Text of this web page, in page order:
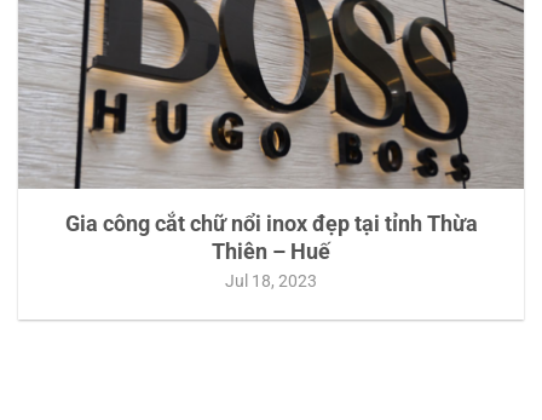
Gia công cắt chữ nổi inox đẹp tại tỉnh Thừa
Thiên – Huế
Jul 18, 2023